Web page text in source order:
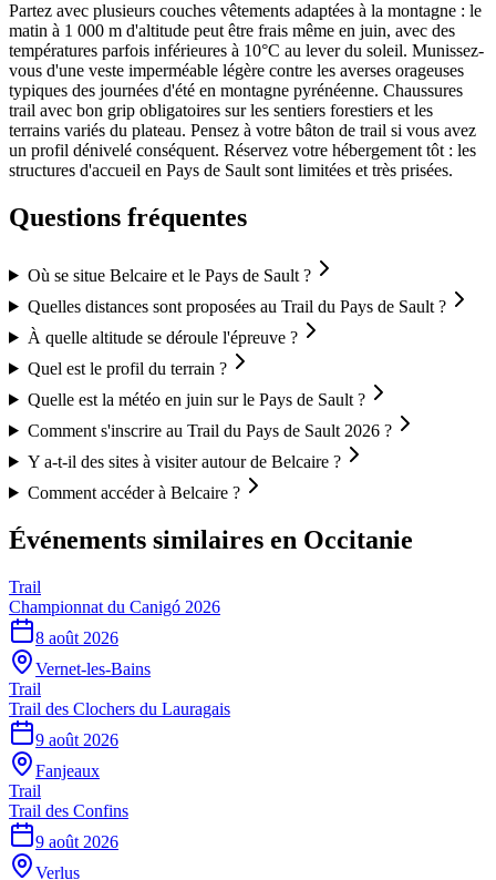
Partez avec plusieurs couches vêtements adaptées à la montagne : le
matin à 1 000 m d'altitude peut être frais même en juin, avec des
températures parfois inférieures à 10°C au lever du soleil. Munissez-
vous d'une veste imperméable légère contre les averses orageuses
typiques des journées d'été en montagne pyrénéenne. Chaussures
trail avec bon grip obligatoires sur les sentiers forestiers et les
terrains variés du plateau. Pensez à votre bâton de trail si vous avez
un profil dénivelé conséquent. Réservez votre hébergement tôt : les
structures d'accueil en Pays de Sault sont limitées et très prisées.
Questions fréquentes
Où se situe Belcaire et le Pays de Sault ?
Quelles distances sont proposées au Trail du Pays de Sault ?
À quelle altitude se déroule l'épreuve ?
Quel est le profil du terrain ?
Quelle est la météo en juin sur le Pays de Sault ?
Comment s'inscrire au Trail du Pays de Sault 2026 ?
Y a-t-il des sites à visiter autour de Belcaire ?
Comment accéder à Belcaire ?
Événements similaires en Occitanie
Trail
Championnat du Canigó 2026
8 août 2026
Vernet-les-Bains
Trail
Trail des Clochers du Lauragais
9 août 2026
Fanjeaux
Trail
Trail des Confins
9 août 2026
Verlus